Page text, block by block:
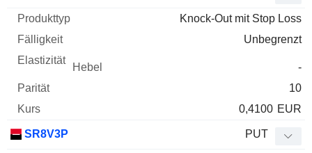
Knock-Out mit Stop Loss
Unbegrenzt
-
10
0,4100 EUR
SR8V3P PUT